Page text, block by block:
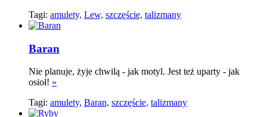
Tagi: amulety, Lew, szczęście, talizmany
Baran
Nie planuje, żyje chwilą - jak motyl. Jest też uparty - jak
osioł! »
Tagi: amulety, Baran, szczęście, talizmany